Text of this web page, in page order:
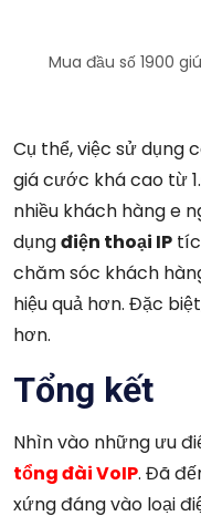
Mua đầu số 1900
Cụ thể, việc sử dụng
giá cước khá cao từ
nhiều khách hàng e
dụngđiện thoại IP
chăm sóc khách
hiệu quả hơn. Đặc
hơn.
Tổng kết
Nhìn vào những ưu
tổng đài VoIP. Đã
xứng đáng vào loại